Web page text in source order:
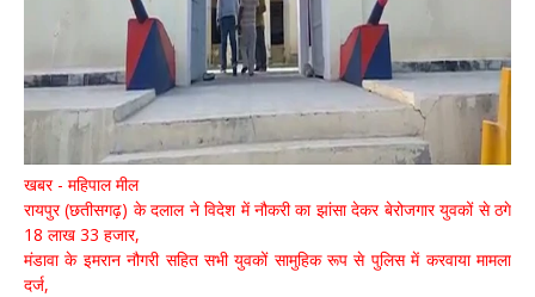
खबर - महिपाल मील
रायपुर (छतीसगढ़) के दलाल ने विदेश में नौकरी का झांसा देकर बेरोजगार युवकों से ठगे
18 लाख 33 हजार,
मंडावा के इमरान नौगरी सहित सभी युवकों सामुहिक रूप से पुलिस में करवाया मामला
दर्ज,